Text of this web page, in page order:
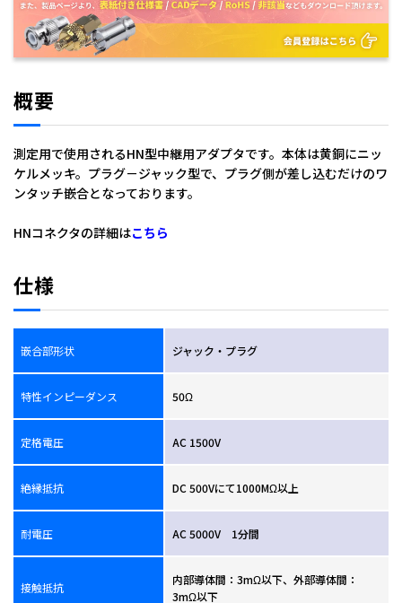
概要
測定用で使用されるHN型中継用アダプタです。本体は黄銅にニッ
ケルメッキ。プラグ－ジャック型で、プラグ側が差し込むだけのワ
ンタッチ嵌合となっております。
HNコネクタの詳細はこちら
仕様
嵌合部形状 ジャック・プラグ
特性インピーダンス 50Ω
定格電圧 AC 1500V
絶縁抵抗 DC 500Vにて1000MΩ以上
耐電圧 AC 5000V 1分間
接触抵抗
内部導体間：3mΩ以下、外部導体間：
3mΩ以下